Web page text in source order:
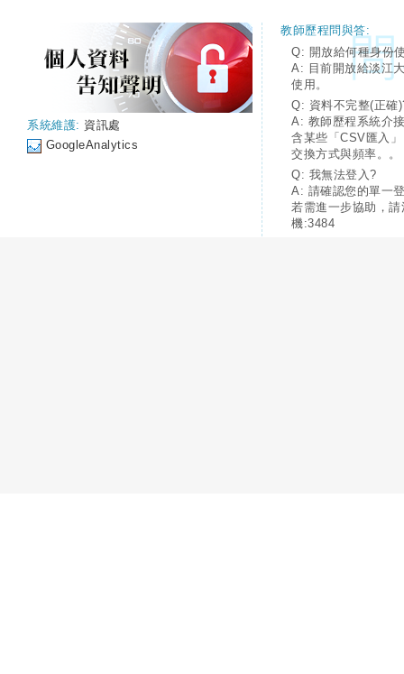
系統維護: 資訊處
GoogleAnalytics
教師歷程問與答:
Q: 開放給何種身份
A: 目前開放給淡江
使用。
Q: 資料不完整(正確
A: 教師歷程系統介
含某些「CSV匯入
交換方式與頻率。。
Q: 我無法登入?
A: 請確認您的單一
若需進一步協助，
機:3484